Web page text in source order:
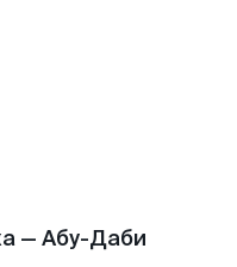
— Абу-Даби